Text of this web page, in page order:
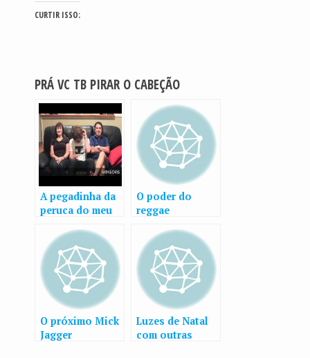
CURTIR ISSO:
PRÁ VC TB PIRAR O CABEÇÃO
A pegadinha da
peruca do meu
O poder do
reggae
O próximo Mick
Jagger
Luzes de Natal
com outras